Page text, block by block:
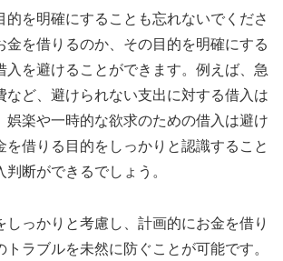
的を明確にすることも忘れないでくださ
金を借りるのか、その目的を明確にする
入を避けることができます。例えば、急
など、避けられない支出に対する借入は
娯楽や一時的な欲求のための借入は避け
を借りる目的をしっかりと認識すること
断ができるでしょう。
しっかりと考慮し、計画的にお金を借り
トラブルを未然に防ぐことが可能です。